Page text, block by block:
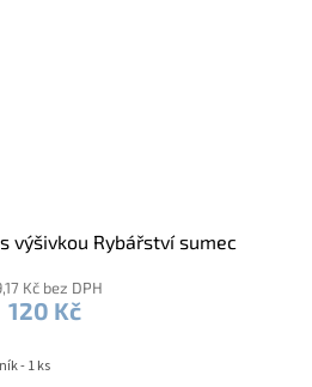
výšivkou Rybářství sumec
Kč bez DPH
120 Kč
- 1 ks